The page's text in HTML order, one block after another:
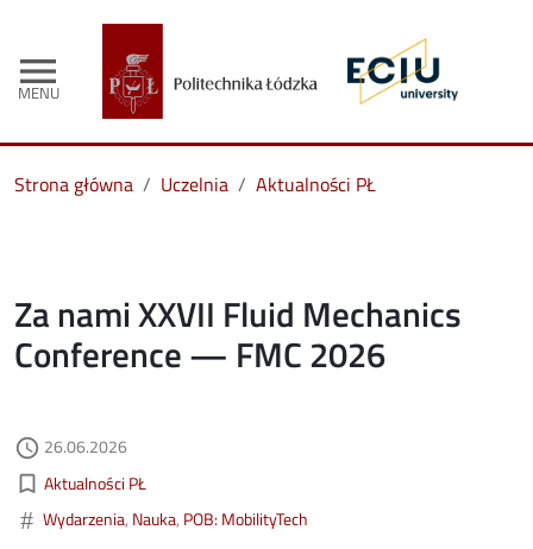
menu
MENU
Strona główna Uczelnia Aktualności PŁ
Za nami XXVII Fluid Mechanics
Conference — FMC 2026
access_time Data dodania
26.06.2026
bookmark_border Kategorie aktualności
Aktualności PŁ
# Wydarzenia Nauka POB: MobilityTech